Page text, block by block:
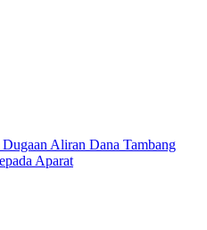
Aliran Dana Tambang
Aparat